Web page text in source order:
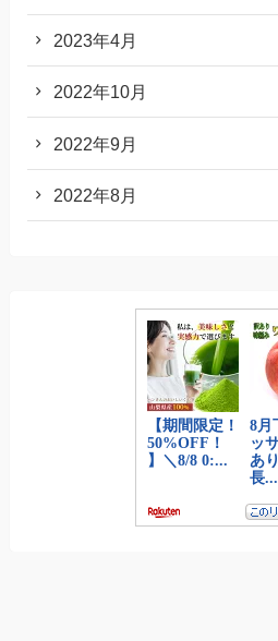
2023年4月
2022年10月
2022年9月
2022年8月